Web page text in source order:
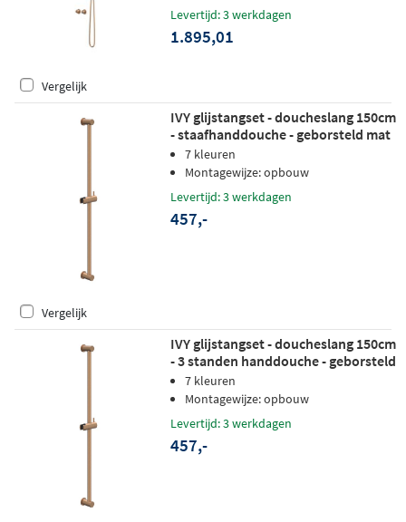
Levertijd: 3 werkdagen
1.895,01
Vergelijk
IVY glijstangset - doucheslang 150cm
- staafhanddouche - geborsteld mat
koper PVD
7 kleuren
Montagewijze: opbouw
Levertijd: 3 werkdagen
457,-
Vergelijk
IVY glijstangset - doucheslang 150cm
- 3 standen handdouche - geborsteld
mat koper PVD
7 kleuren
Montagewijze: opbouw
Levertijd: 3 werkdagen
457,-